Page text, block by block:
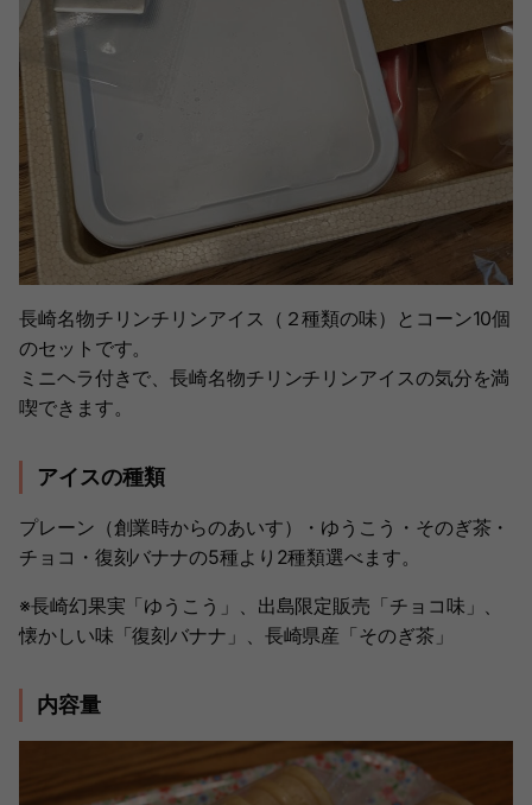
長崎名物チリンチリンアイス（２種類の味）とコーン10個
のセットです。
ミニヘラ付きで、長崎名物チリンチリンアイスの気分を満
喫できます。
アイスの種類
プレーン（創業時からのあいす）・ゆうこう・そのぎ茶・
チョコ・復刻バナナの5種より2種類選べます。
※長崎幻果実「ゆうこう」、出島限定販売「チョコ味」、
懐かしい味「復刻バナナ」、長崎県産「そのぎ茶」
内容量